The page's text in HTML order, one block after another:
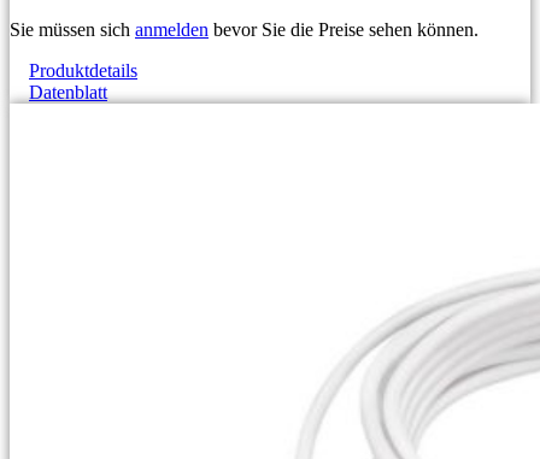
Sie müssen sich anmelden bevor Sie die Preise sehen können.
Produktdetails
Datenblatt